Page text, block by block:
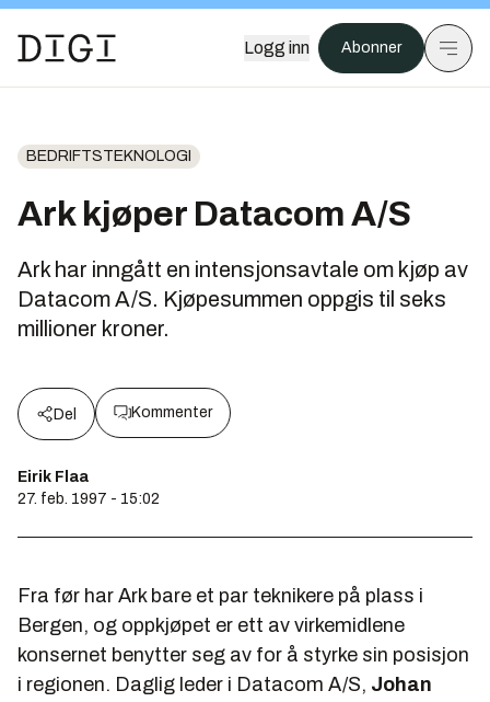
Logg inn Abonner
BEDRIFTSTEKNOLOGI
Ark kjøper Datacom A/S
Ark har inngått en intensjonsavtale om kjøp av
Datacom A/S. Kjøpesummen oppgis til seks
millioner kroner.
Del Kommenter
Eirik Flaa
27. feb. 1997 - 15:02
Fra før har Ark bare et par teknikere på plass i
Bergen, og oppkjøpet er ett av virkemidlene
konsernet benytter seg av for å styrke sin posisjon
i regionen. Daglig leder i Datacom A/S, Johan